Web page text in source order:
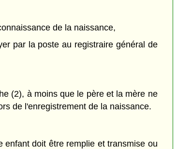
de la naissance,
par la poste au registraire général de
(2), à moins que le père et la mère ne
de l'enregistrement de la naissance.
enfant doit être remplie et transmise ou